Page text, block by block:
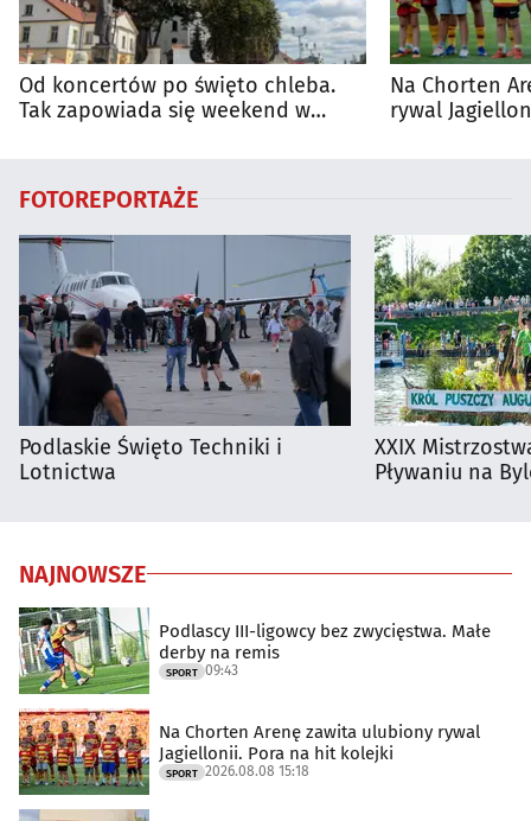
Od koncertów po święto chleba.
Tak zapowiada się weekend w
Na Chorten
rywal
FOTOREPORTAŻE
Podlaskie Święto Techniki i
Lotnictwa
XXIX
Pływaniu na
NAJNOWSZE
Podlascy III-ligowcy bez zwycięstwa. Małe
derby na remis
SPORT 09:43
Na Chorten Arenę zawita ulubiony rywal
Jagiellonii. Pora na hit kolejki
SPORT 2026.08.08 15:18